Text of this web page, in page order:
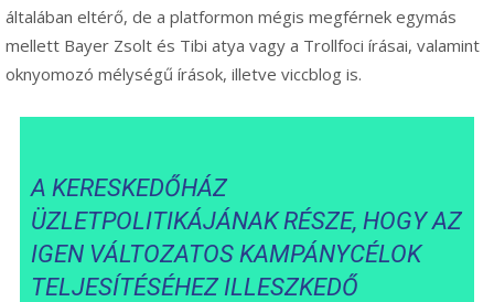
általában eltérő, de a platformon mégis megférnek egymás
mellett Bayer Zsolt és Tibi atya vagy a Trollfoci írásai, valamint
oknyomozó mélységű írások, illetve viccblog is.
A KERESKEDŐHÁZ
ÜZLETPOLITIKÁJÁNAK RÉSZE, HOGY AZ
IGEN VÁLTOZATOS KAMPÁNYCÉLOK
TELJESÍTÉSÉHEZ ILLESZKEDŐ